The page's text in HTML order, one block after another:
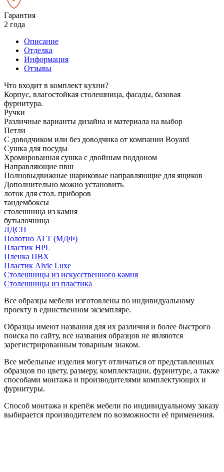
Гарантия
2 года
Описание
Отделка
Информация
Отзывы
Что входит в комплект кухни?
Корпус, влагостойкая столешница, фасады, базовая
фурнитура.
Ручки
Различные варианты дизайна и материала на выбор
Петли
С доводчиком или без доводчика от компании Boyard
Сушка для посуды
Хромированная сушка с двойным поддоном
Направляющие пвш
Полновыдвижные шариковые направляющие для ящиков
Дополнительно можно установить
лоток для стол. приборов
тандембоксы
столешница из камня
бутылочница
ЛДСП
Полотно АГТ (МДФ)
Пластик HPL
Пленка ПВХ
Пластик Alvic Luxe
Столешницы из искусственного камня
Столешницы из пластика
Все образцы мебели изготовлены по индивидуальному
проекту в единственном экземпляре.
Образцы имеют названия для их различия и более быстрого
поиска по сайту, все названия образцов не являются
зарегистрированным товарным знаком.
Все мебельные изделия могут отличаться от представленных
образцов по цвету, размеру, комплектации, фурнитуре, а также
способами монтажа и производителями комплектующих и
фурнитуры.
Способ монтажа и крепёж мебели по индивидуальному заказу
выбирается производителем по возможности её применения.